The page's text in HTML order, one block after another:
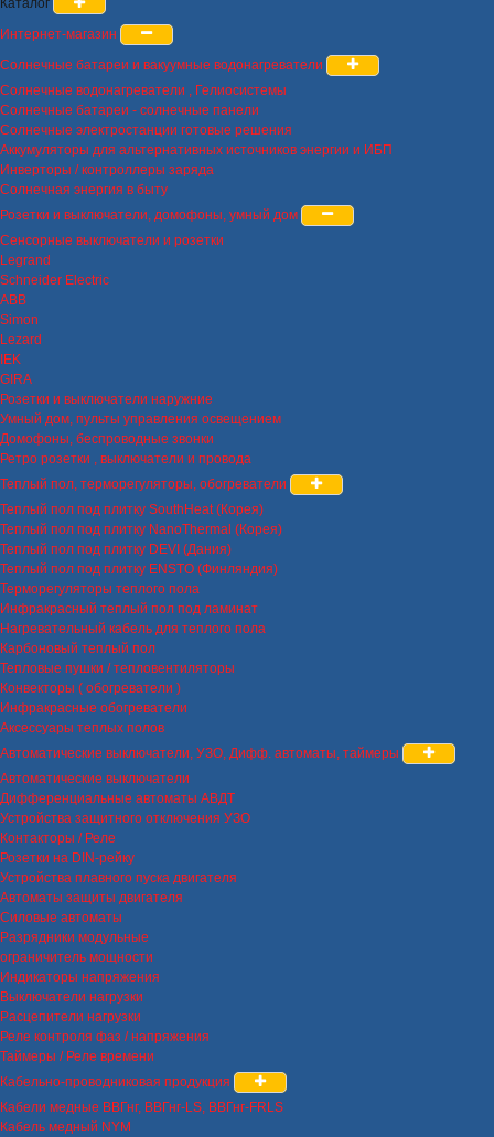
Каталог
Интернет-магазин
Солнечные батареи и вакуумные водонагреватели
Солнечные водонагреватели , Гелиосистемы
Солнечные батареи - солнечные панели
Солнечные электростанции готовые решения
Аккумуляторы для альтернативных источников энергии и ИБП
Инверторы / контроллеры заряда
Солнечная энергия в быту
Розетки и выключатели, домофоны, умный дом
Сенсорные выключатели и розетки
Legrand
Schneider Electric
ABB
Simon
Lezard
IEK
GIRA
Розетки и выключатели наружние
Умный дом, пульты управления освещением
Домофоны, беспроводные звонки
Ретро розетки , выключатели и провода
Теплый пол, терморегуляторы, обогреватели
Теплый пол под плитку SouthHeat (Корея)
Теплый пол под плитку NanoThermal (Корея)
Теплый пол под плитку DEVI (Дания)
Теплый пол под плитку ENSTO (Финляндия)
Терморегуляторы теплого пола
Инфракрасный теплый пол под ламинат
Нагревательный кабель для теплого пола
Карбоновый теплый пол
Тепловые пушки / тепловентиляторы
Конвекторы ( обогреватели )
Инфракрасные обогреватели
Аксессуары теплых полов
Автоматические выключатели, УЗО, Дифф. автоматы, таймеры
Автоматические выключатели
Дифференциальные автоматы АВДТ
Устройства защитного отключения УЗО
Контакторы / Реле
Розетки на DIN-рейку
Устройства плавного пуска двигателя
Автоматы защиты двигателя
Силовые автоматы
Разрядники модульные
ограничитель мощности
Индикаторы напряжения
Выключатели нагрузки
Расцепители нагрузки
Реле контроля фаз / напряжения
Таймеры / Реле времени
Кабельно-проводниковая продукция
Кабели медные ВВГнг, ВВГнг-LS, ВВГнг-FRLS
Кабель медный NYM